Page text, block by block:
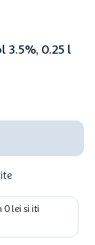
3.5%, 0.25 l
0 lei si iti